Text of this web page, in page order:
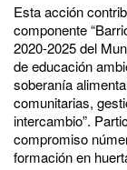
Esta acción
componente
2020-2025 del
de educación
soberanía
comunitarias,
intercambio”.
compromiso
formación en